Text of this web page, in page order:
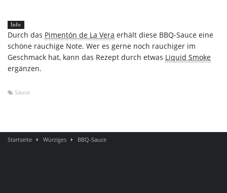
Info
Durch das Pimentón de La Vera erhält diese BBQ-Sauce eine
schöne rauchige Note. Wer es gerne noch rauchiger im
Geschmack hat, kann das Rezept durch etwas Liquid Smoke
ergänzen.
Sauce
Startseite Würziges BBQ-Sauce